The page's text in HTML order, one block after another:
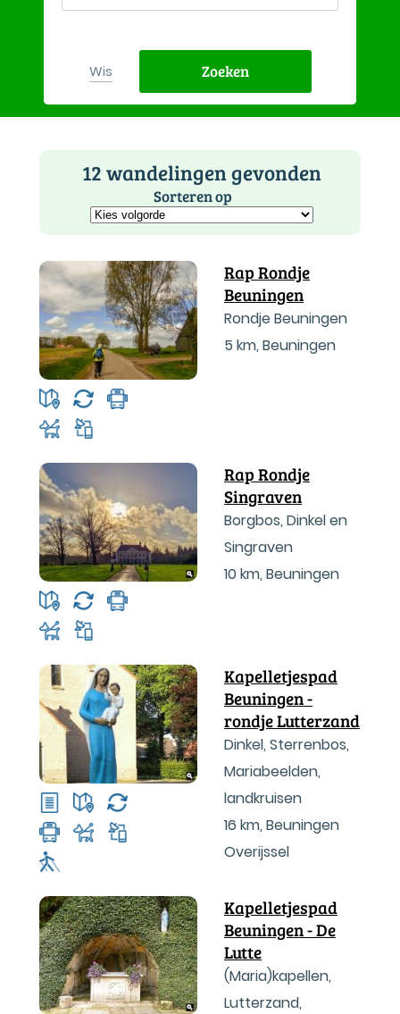
Wis Zoeken
12 wandelingen gevonden
Sorteren op
Rap Rondje
Beuningen
Rondje Beuningen
5 km, Beuningen
Rap Rondje
Singraven
Borgbos, Dinkel en
Singraven
10 km, Beuningen
Kapelletjespad
Beuningen -
rondje Lutterzand
Dinkel, Sterrenbos,
Mariabeelden,
landkruisen
16 km, Beuningen
Overijssel
Kapelletjespad
Beuningen - De
Lutte
(Maria)kapellen,
Lutterzand,